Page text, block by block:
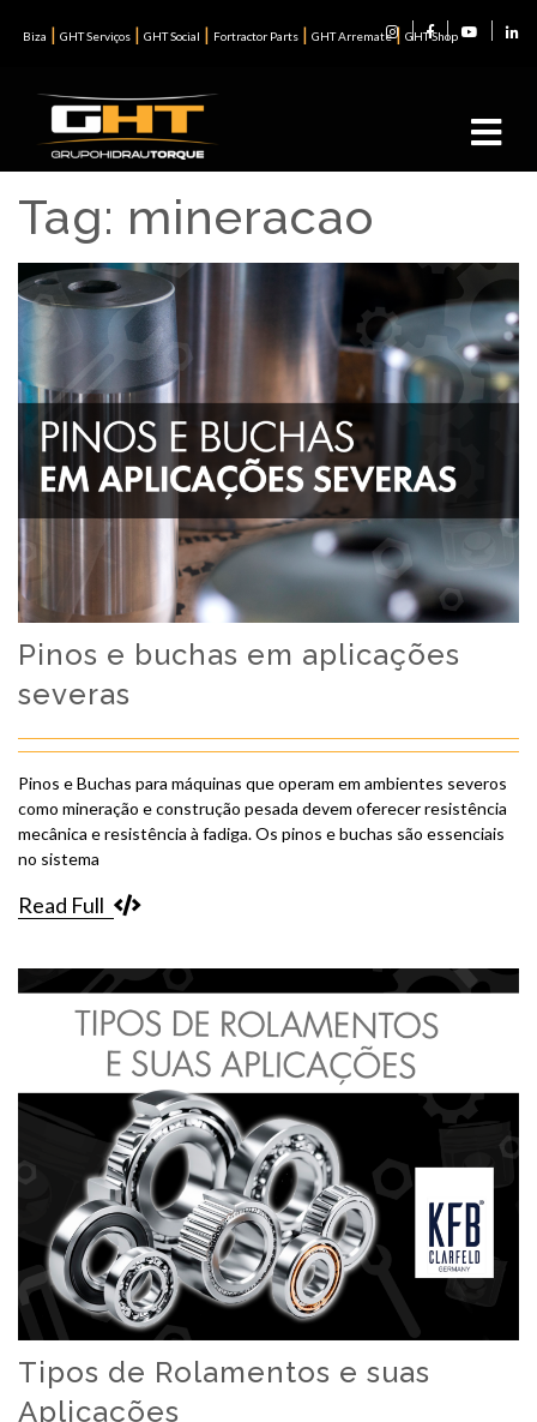
Biza | GHT Serviços | GHT Social | Fortractor Parts | GHT Arremate| GHT Shop
Tag: mineracao
Pinos e buchas em aplicações
severas
Pinos e Buchas para máquinas que operam em ambientes severos
como mineração e construção pesada devem oferecer resistência
mecânica e resistência à fadiga. Os pinos e buchas são essenciais
no sistema
Read Full
Tipos de Rolamentos e suas
Aplicações